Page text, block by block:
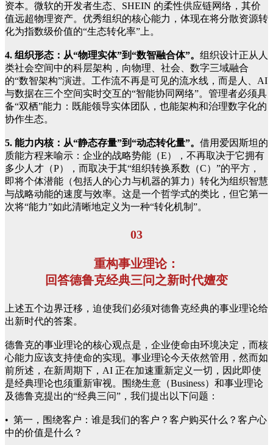
资本。微软的开发者生态、SHEIN 的柔性供应链网络，其价
值远超物理资产。优秀组织的核心能力，体现在将分散资源转
化为指数级价值的“生态转化率”上。
4. 组织形态：从“物理实体”到“数智融合体”。 组织设计正从人
类社会空间中的科层架构，向物理、社会、数字三域融合
的“数智架构”演进。工作流不再是可见的流水线，而是人、AI
与数据在三个空间实时交互的“智能协同网络”。管理者必须具
备“双栖”能力：既能领导实体团队，也能架构和治理数字化的
协作生态。
5. 能力内核：从“静态存量”到“动态转化量”。 借用爱因斯坦的
质能方程来喻示：企业的战略势能（E），不再取决于它拥有
多少人才（P），而取决于其“组织转换系数（C）”的平方，
即将个体潜能（包括人的心力与机器的算力）转化为组织智慧
与战略动能的速度与效率。这是一个哲学式的类比，但它第一
次将“能力”如此清晰地定义为一种“转化机制”。
03
重构事业理论：
回答德鲁克经典三问之新时代嬗变
上述五个边界迁移，迫使我们必须对德鲁克经典的事业理论给
出新时代的答案。
德鲁克的事业理论的核心观点是，企业使命由环境决定，而核
心能力应该支持使命的实现。事业理论今天依然管用，然而如
前所述，在新周期下，AI 正在加速重新定义一切，因此即使
是经典理论也须重新审视。围绕生意（Business）和事业理论
及德鲁克提出的“经典三问”，我们提出以下问题：
• 第一，围绕客户：谁是我们的客户？客户购买什么？客户心
中的价值是什么？